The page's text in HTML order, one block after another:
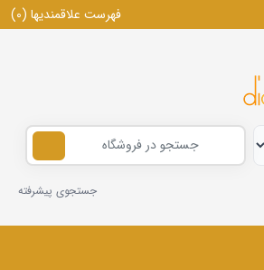
فهرست علاقمندیها (0)
جستجوی پیشرفته